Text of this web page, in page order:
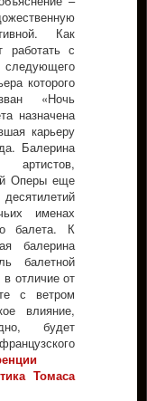
Как
работать с
следующего
которого
«Ночь
назначена
карьеру
Балерина
Оперы еще
именах
балета. К
балерина
балетной
отличие от
с ветром
влияние,
будет
Томаса